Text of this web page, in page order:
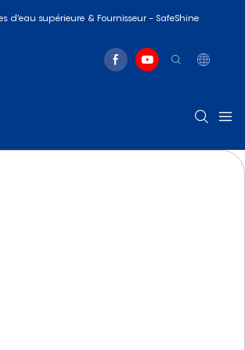
d'eau supérieure & Fournisseur - SafeShine